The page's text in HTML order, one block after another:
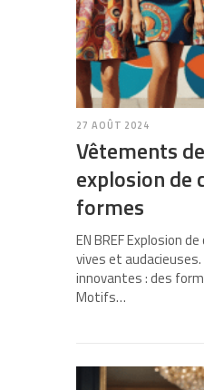
27 AOÛT 2024
Vêtements
explosion de
formes
EN BREF Explosion
vives et
innovantes : des
Motifs…